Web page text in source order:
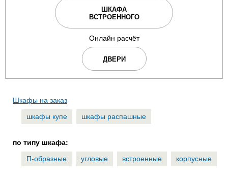
ШКАФА
ВСТРОЕННОГО
Онлайн расчёт
ДВЕРИ
Шкафы на заказ
шкафы купе
шкафы распашные
по типу шкафа:
П-образные
угловые встроенные корпусные